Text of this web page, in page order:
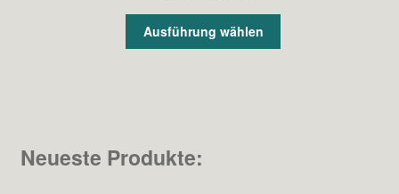
bis
12,53 €
Ausführung wählen
Neueste Produkte: